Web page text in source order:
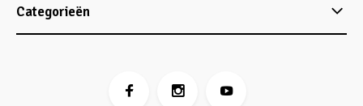
Categorieën